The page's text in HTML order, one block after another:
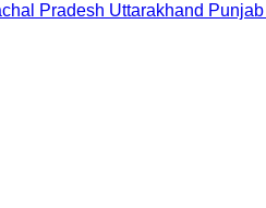
Pradesh Uttarakhand Punjab